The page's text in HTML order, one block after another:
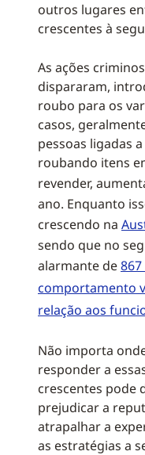
outros lugares
crescentes à
As ações
dispararam,
roubo para os
casos,
pessoas ligadas
roubando itens
revender,
ano. Enquanto
crescendo na
sendo que no
alarmante de
comportamento
relação aos
Não importa
responder a
crescentes pode
prejudicar a
atrapalhar a
as estratégias a